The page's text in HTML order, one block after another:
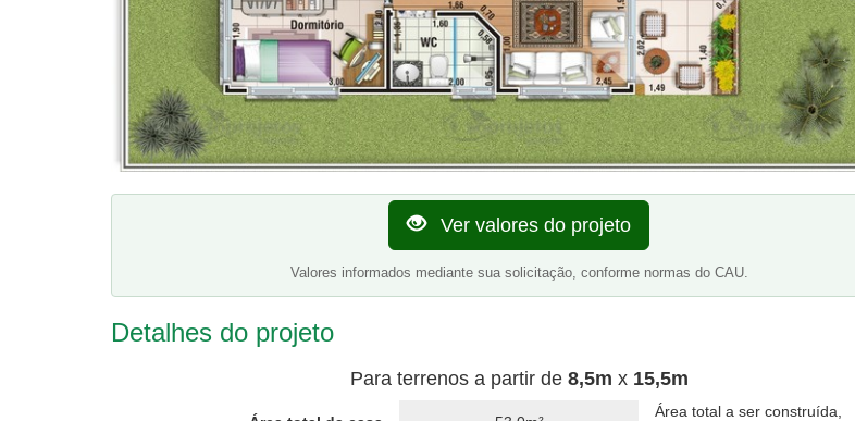
Ver valores do projeto
Valores informados mediante sua solicitação, conforme normas do CAU.
Detalhes do projeto
Para terrenos a partir de 8,5m x 15,5m
Área total a ser construída,